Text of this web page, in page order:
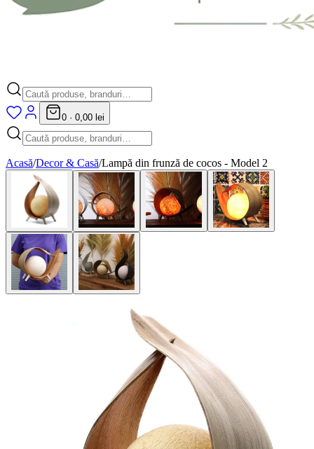
0 · 0,00 lei
Acasă/Decor & Casă/Lampă din frunză de cocos - Model 2